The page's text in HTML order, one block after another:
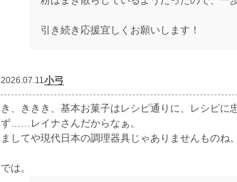
引き続き応援宜しくお願いします！
2026.07.11小弓
き、ききき、基本お菓子はレシピ通りに、レシピ
ず……レイナさんだからなぁ。
ましてや現代日本の調理器具じゃありませんものね
では。